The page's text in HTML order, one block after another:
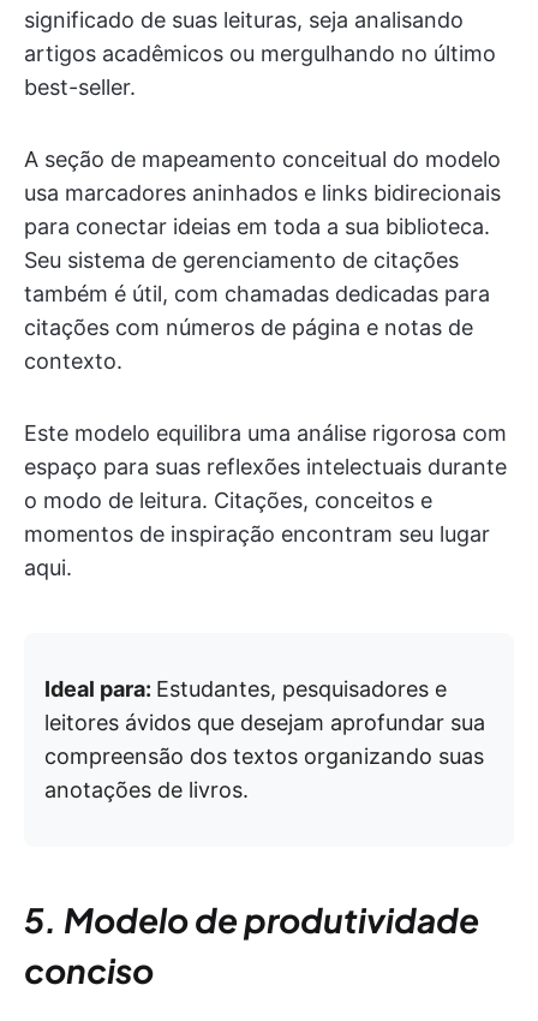
significado de suas leituras, seja analisando
artigos acadêmicos ou mergulhando no último
best-seller.
A seção de mapeamento conceitual do modelo
usa marcadores aninhados e links bidirecionais
para conectar ideias em toda a sua biblioteca.
Seu sistema de gerenciamento de citações
também é útil, com chamadas dedicadas para
citações com números de página e notas de
contexto.
Este modelo equilibra uma análise rigorosa com
espaço para suas reflexões intelectuais durante
o modo de leitura. Citações, conceitos e
momentos de inspiração encontram seu lugar
aqui.
Ideal para: Estudantes, pesquisadores e
leitores ávidos que desejam aprofundar sua
compreensão dos textos organizando suas
anotações de livros.
5. Modelo de produtividade
conciso